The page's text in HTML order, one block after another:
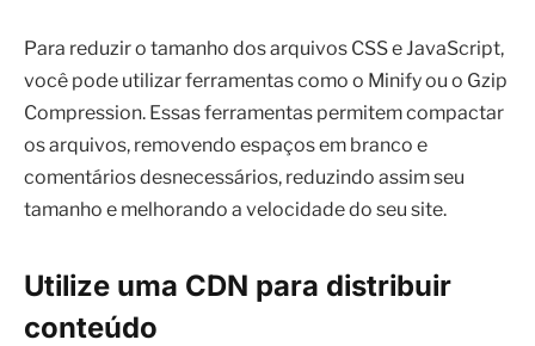
Para reduzir o tamanho dos arquivos CSS e JavaScript,
você pode utilizar ferramentas como o Minify ou o Gzip
Compression. Essas ferramentas permitem compactar
os arquivos, removendo espaços em branco e
comentários desnecessários, reduzindo assim seu
tamanho e melhorando a velocidade do seu site.
Utilize uma CDN para distribuir
conteúdo